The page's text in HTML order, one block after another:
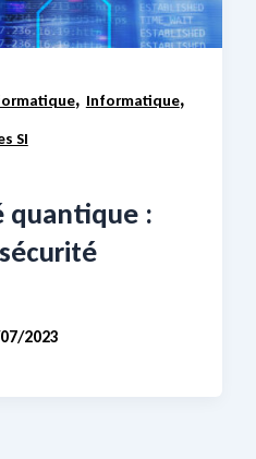
, Informatique,
SI
quantique :
2023